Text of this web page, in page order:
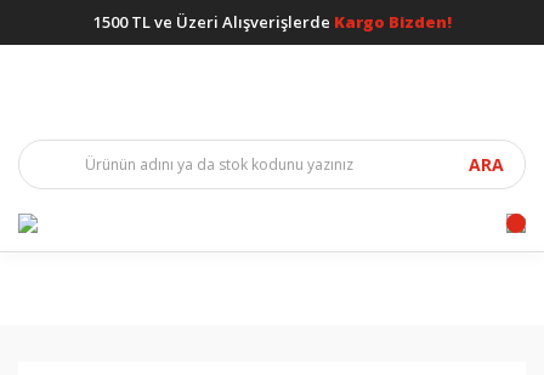
1500 TL ve Üzeri Alışverişlerde Kargo Bizden!
ARA